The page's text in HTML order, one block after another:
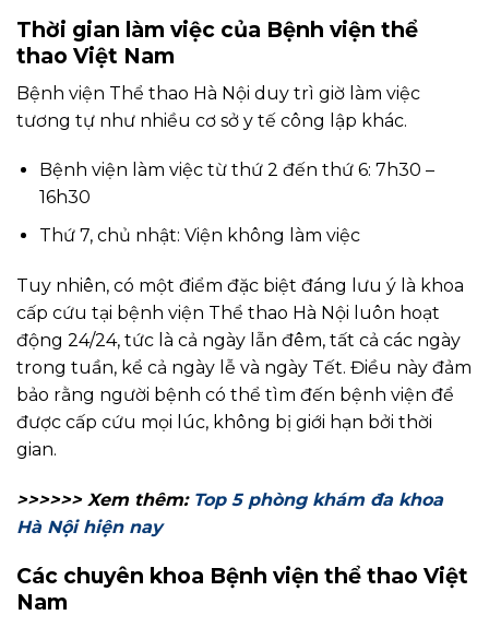
Thời gian làm việc của Bệnh viện thể
thao Việt Nam
Bệnh viện Thể thao Hà Nội duy trì giờ làm việc
tương tự như nhiều cơ sở y tế công lập khác.
Bệnh viện làm việc từ thứ 2 đến thứ 6: 7h30 –
16h30
Thứ 7, chủ nhật: Viện không làm việc
Tuy nhiên, có một điểm đặc biệt đáng lưu ý là khoa
cấp cứu tại bệnh viện Thể thao Hà Nội luôn hoạt
động 24/24, tức là cả ngày lẫn đêm, tất cả các ngày
trong tuần, kể cả ngày lễ và ngày Tết. Điều này đảm
bảo rằng người bệnh có thể tìm đến bệnh viện để
được cấp cứu mọi lúc, không bị giới hạn bởi thời
gian.
>>>>>> Xem thêm: Top 5 phòng khám đa khoa
Hà Nội hiện nay
Các chuyên khoa Bệnh viện thể thao Việt
Nam